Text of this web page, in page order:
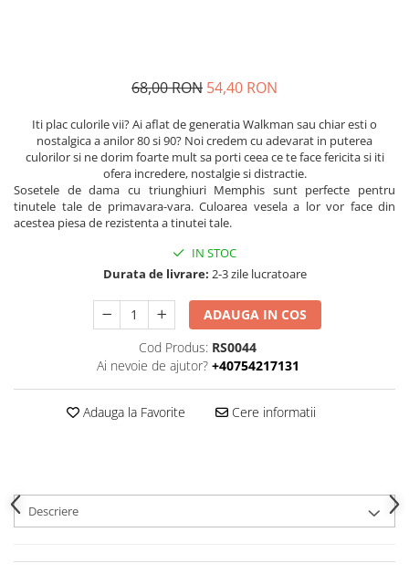
68,00 RON 54,40 RON
Iti plac culorile vii? Ai aflat de generatia Walkman sau chiar esti o
nostalgica a anilor 80 si 90? Noi credem cu adevarat in puterea
culorilor si ne dorim foarte mult sa porti ceea ce te face fericita si iti
ofera incredere, nostalgie si distractie.
Sosetele de dama cu triunghiuri Memphis sunt perfecte pentru
tinutele tale de primavara-vara. Culoarea vesela a lor vor face din
acestea piesa de rezistenta a tinutei tale.
IN STOC
Durata de livrare: 2-3 zile lucratoare
ADAUGA IN COS
Cod Produs: RS0044
Ai nevoie de ajutor? +40754217131
Adauga la Favorite Cere informatii
Descriere